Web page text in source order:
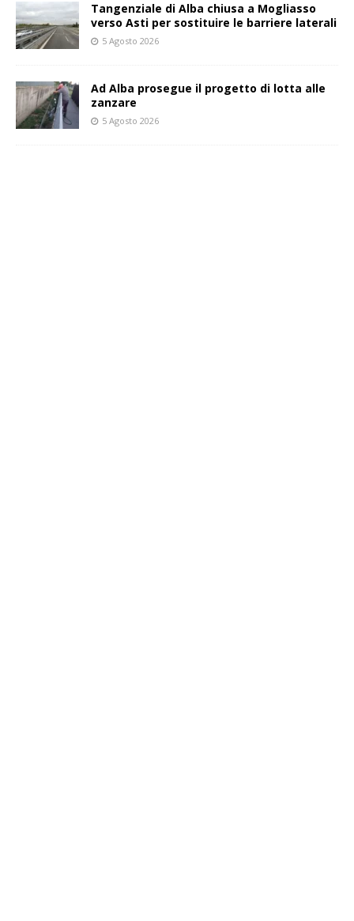
Tangenziale di Alba chiusa a Mogliasso
verso Asti per sostituire le barriere laterali
5 Agosto 2026
Ad Alba prosegue il progetto di lotta alle
zanzare
5 Agosto 2026